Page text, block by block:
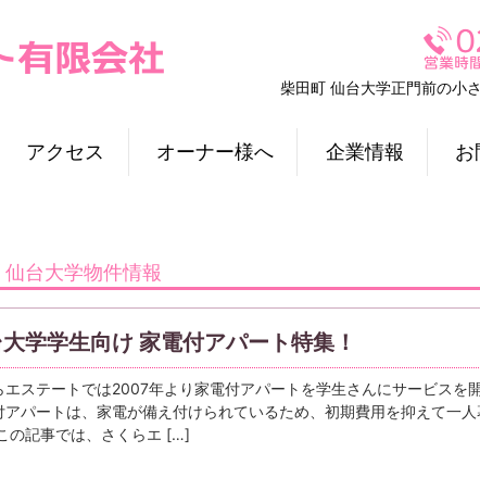
柴田町 仙台大学正門前の小
アクセス オーナー様へ 企業情報 お
仙台大学物件情報
学学生向け 家電付アパート特集！
エステートでは2007年より家電付アパートを学生さんにサービスを
アパートは、家電が備え付けられているため、初期費用を抑えて一
の記事では、さくらエ […]